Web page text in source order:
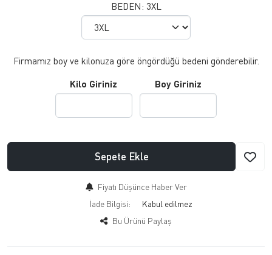
BEDEN: 3XL
Firmamız boy ve kilonuza göre öngördüğü bedeni gönderebilir.
Kilo Giriniz Boy Giriniz
Sepete Ekle
Fiyatı Düşünce Haber Ver
İade Bilgisi:
Bu Ürünü Paylaş